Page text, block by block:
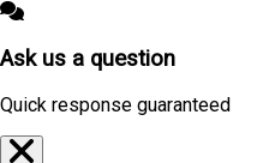
Ask us a question
Quick response guaranteed